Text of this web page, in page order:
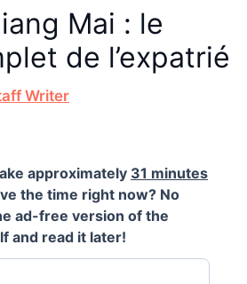
Mai : le
de l’expatrié
Writer
approximately 31 minutes
the time right now? No
ad-free version of the
and read it later!